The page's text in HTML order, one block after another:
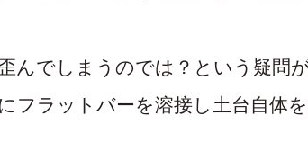
んでしまうのでは？という疑問
フラットバーを溶接し土台自体